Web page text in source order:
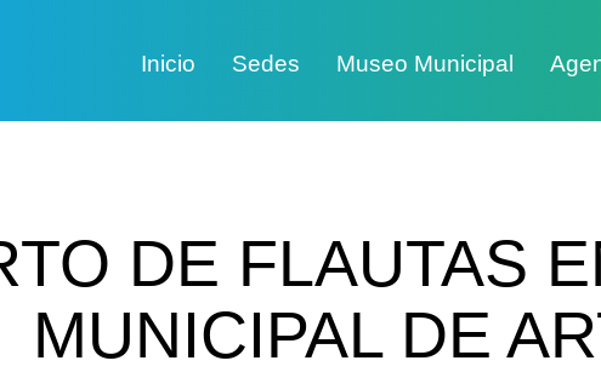
Inicio Sedes Museo Municipal
DE FLAUTAS
MUNICIPAL DE